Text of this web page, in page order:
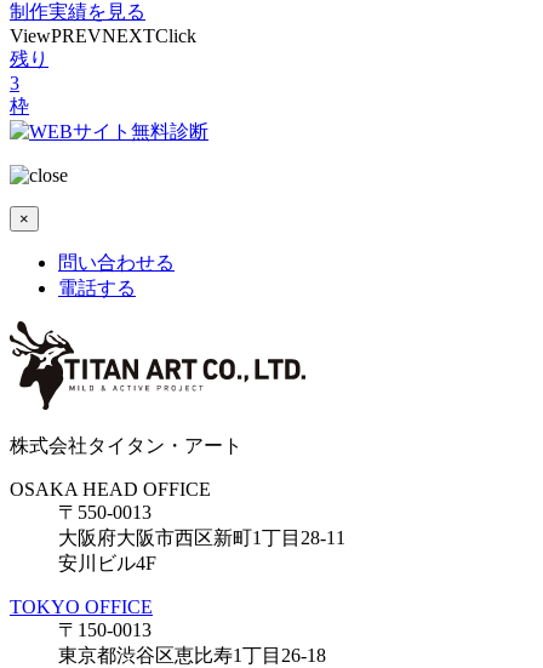
制作実績を見る
ViewPREVNEXTClick
残り
3
枠
×
問い合わせる
電話する
株式会社タイタン・アート
OSAKA HEAD OFFICE
〒550-0013
大阪府大阪市西区新町1丁目28-11
安川ビル4F
TOKYO OFFICE
〒150-0013
東京都渋谷区恵比寿1丁目26-18